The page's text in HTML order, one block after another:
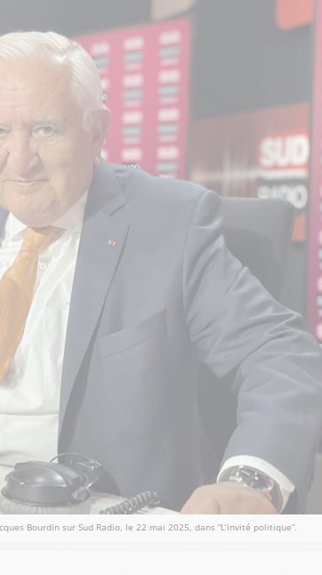
Bourdin sur Sud Radio, le 22 mai 2025, dans “L’invité politique”.